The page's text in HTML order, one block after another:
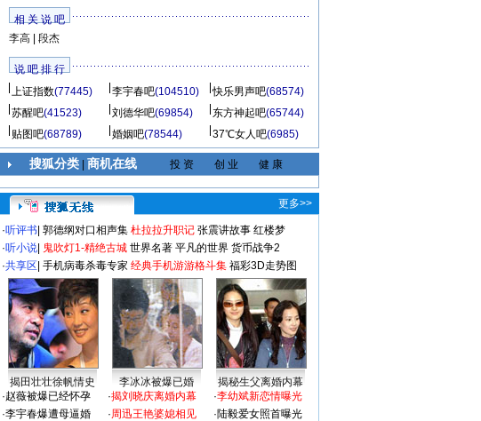
相 关 说 吧
李高| 段杰
说 吧 排 行
上证指数(77445) 李宇春吧(104510) 快乐男声吧(68574)
苏醒吧(41523) 刘德华吧(69854) 东方神起吧(65744)
贴图吧(68789) 婚姻吧(78544) 37℃女人吧(6985)
搜狐分类| 商机在线 投 资 创 业 健 康
更多>>
·听评书 郭德纲对口相声集 杜拉拉升职记 张震讲故事 红楼梦
·听小说 鬼吹灯1-精绝古城 世界名著 平凡的世界 货币战争2
·共享区 手机病毒杀毒专家 经典手机游游格斗集 福彩3D走势图
揭田壮壮徐帆情史 李冰冰被爆已婚
揭秘生父离婚内幕
·赵薇被爆已经怀孕
·李宇春爆遭母逼婚
·揭刘晓庆离婚内幕
·周迅王艳婆媳相见
·李幼斌新恋情曝光
·陆毅爱女照首曝光